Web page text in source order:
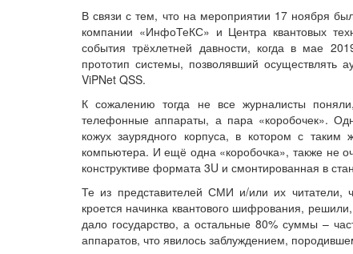
В связи с тем, что на мероприятии 17 ноября
компании «ИнфоТеКС» и Центра квантовых
события трёхлетней давности, когда в мае
прототип системы, позволявший осуществлять
ViPNet QSS.
К сожалению тогда не все журналисты
телефонные аппараты, а пара «коробочек».
кожух заурядного корпуса, в котором с
компьютера. И ещё одна «коробочка», также не
конструктиве формата 3U и смонтированная в
Те из представителей СМИ и/или их читатели,
кроется начинка квантового шифрования,
дало государство, а остальные 80% суммы –
аппаратов, что явилось заблуждением,